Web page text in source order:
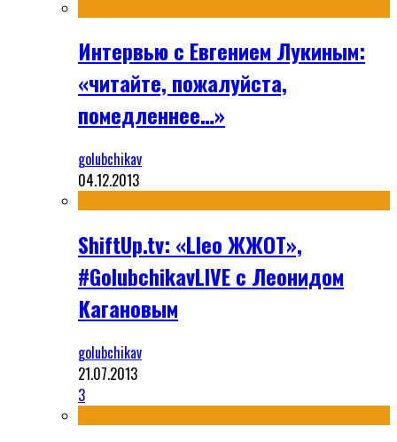
Интервью с Евгением Лукиным:
«читайте, пожалуйста,
помедленнее…»
golubchikav
04.12.2013
ShiftUp.tv: «Lleo ЖЖОТ»,
#GolubchikavLIVE с Леонидом
Кагановым
golubchikav
21.07.2013
3